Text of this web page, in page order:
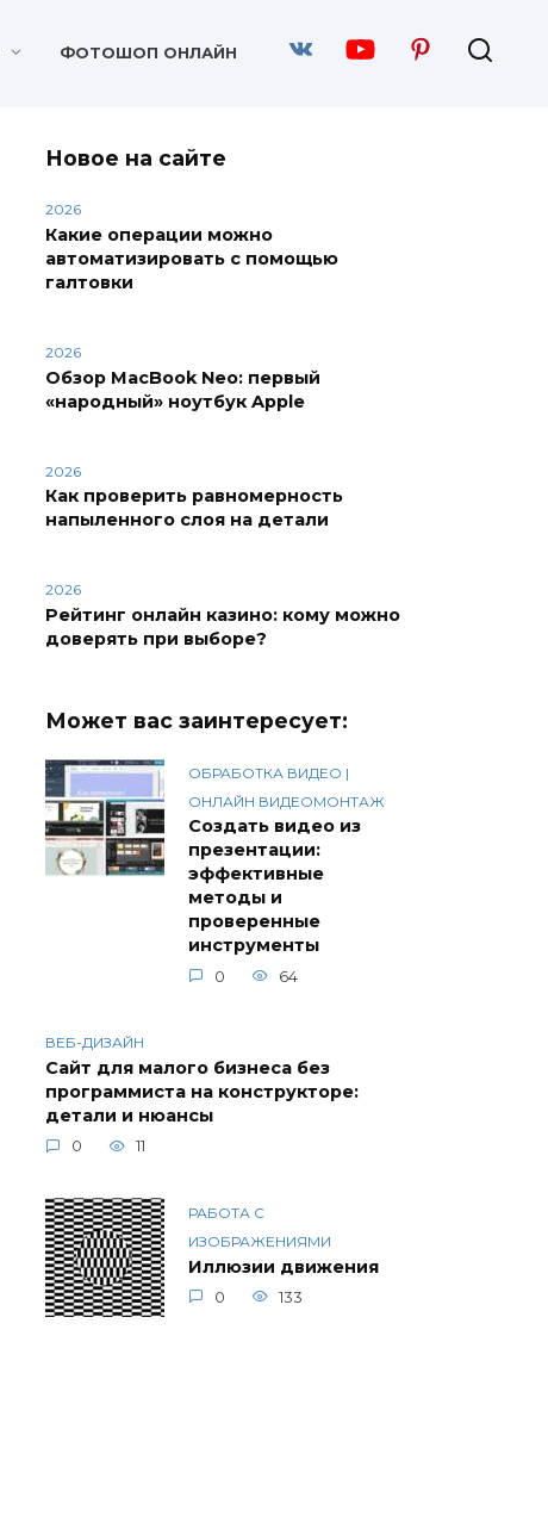
ФОТОШОП ОНЛАЙН
Новое на сайте
2026
Какие операции можно
автоматизировать с помощью
галтовки
2026
Обзор MacBook Neo: первый
«народный» ноутбук Apple
2026
Как проверить равномерность
напыленного слоя на детали
2026
Рейтинг онлайн казино: кому можно
доверять при выборе?
Может вас заинтересует:
ОБРАБОТКА ВИДЕО |
ОНЛАЙН ВИДЕОМОНТАЖ
Создать видео из
презентации:
эффективные
методы и
проверенные
инструменты
0 64
ВЕБ-ДИЗАЙН
Сайт для малого бизнеса без
программиста на конструкторе:
детали и нюансы
0 11
РАБОТА С
ИЗОБРАЖЕНИЯМИ
Иллюзии движения
0 133